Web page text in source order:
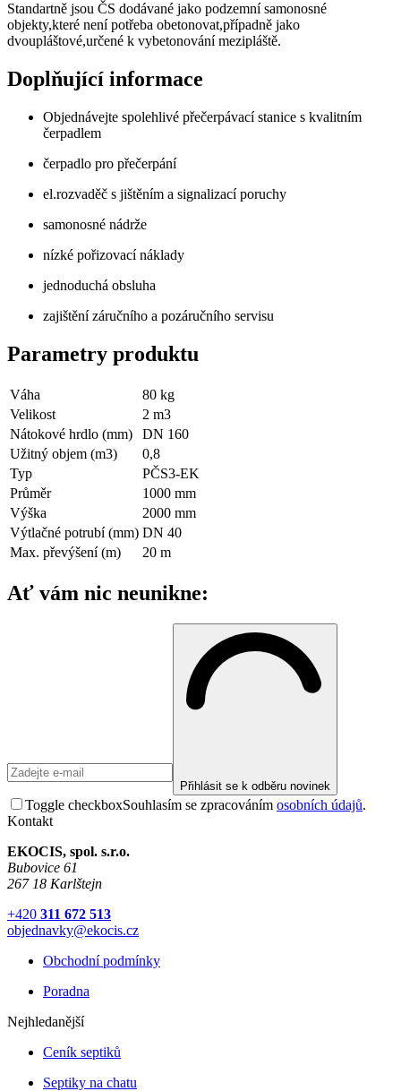
Standartně jsou ČS dodávané jako podzemní samonosné
objekty,které není potřeba obetonovat,případně jako
dvoupláštové,určené k vybetonování mezipláště.
Doplňující informace
Objednávejte spolehlivé přečerpávací stanice s kvalitním
čerpadlem
čerpadlo pro přečerpání
el.rozvaděč s jištěním a signalizací poruchy
samonosné nádrže
nízké pořizovací náklady
jednoduchá obsluha
zajištění záručního a pozáručního servisu
Parametry produktu
Váha 80 kg
Velikost
2 m3
Nátokové hrdlo (mm)
DN 160
Užitný objem (m3)
0,8
Typ
PČS3-EK
Průměr
1000 mm
Výška
2000 mm
Výtlačné potrubí (mm) DN 40
Max. převýšení (m)
20 m
Ať vám nic neunikne:
Přihlásit se k odběru novinek
Toggle checkboxSouhlasím se zpracováním osobních údajů.
Kontakt
EKOCIS, spol. s.r.o.
Bubovice 61
267 18 Karlštejn
+420 311 672 513
objednavky@ekocis.cz
Obchodní podmínky
Poradna
Nejhledanější
Ceník septiků
Septiky na chatu